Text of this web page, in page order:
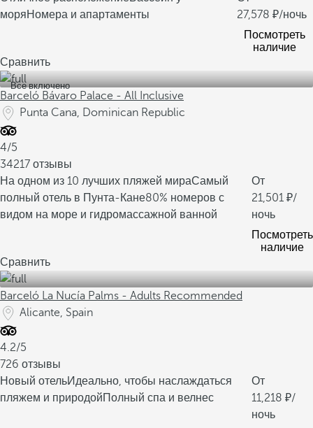
моряНомера и апартаменты
27,578
/ночь
Посмотреть
наличие
Сравнить
Все включено
Barceló Bávaro Palace - All Inclusive
Punta Cana, Dominican Republic
4/5
34217 отзывы
На одном из 10 лучших пляжей мираСамый
полный отель в Пунта-Кане80% номеров с
видом на море и гидромассажной ванной
От
21,501
/
ночь
Посмотреть
наличие
Сравнить
Barceló La Nucía Palms - Adults Recommended
Alicante, Spain
4.2/5
726 отзывы
Новый отельИдеально, чтобы наслаждаться
пляжем и природойПолный спа и велнес
От
11,218
/
ночь